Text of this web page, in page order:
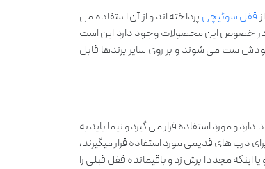
قفل سوئیچی پرداخته اند و از آن استفاده می
که در خصوص این محصولات وجود دارد این است
ست می شوند و بر روی سایر برندها قابل
دارد و مورد استفاده قرار می گیرد و نیما باید به
درب های قدیمی مورد استفاده قرار میگیرند،
اینکه مجددا برش زد و باقیمانده قفل قبلی را